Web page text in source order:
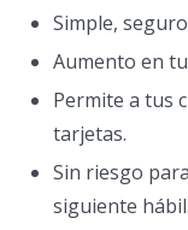
Simple,
Aumento en
Permite a tus
tarjetas.
Sin riesgo
siguiente hábil.